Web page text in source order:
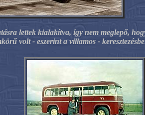
lettek kialakítva, így nem meglepő,
volt - eszerint a villamos -